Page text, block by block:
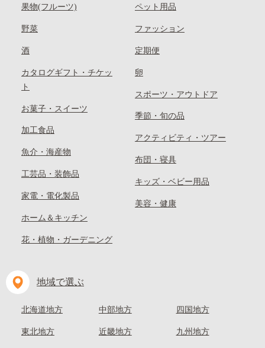
果物(フルーツ)
野菜
酒
カタログギフト・チケッ
ト
お菓子・スイーツ
加工食品
魚介・海産物
工芸品・装飾品
家電・電化製品
ホーム＆キッチン
花・植物・ガーデニング
ペット用品
ファッション
定期便
卵
スポーツ・アウトドア
季節・旬の品
アクティビティ・ツアー
布団・寝具
キッズ・ベビー用品
美容・健康
地域で選ぶ
北海道地方
東北地方
中部地方
近畿地方
四国地方
九州地方